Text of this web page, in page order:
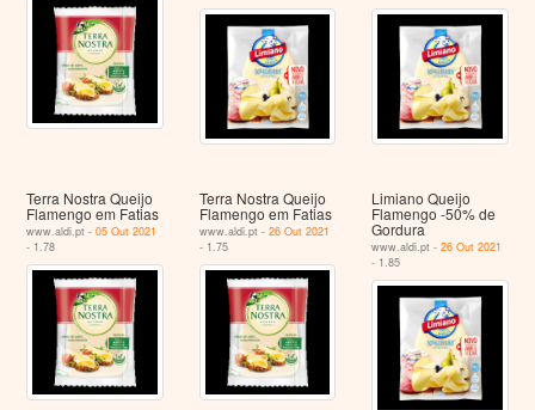
Terra Nostra Queijo
Flamengo em Fatias
www.aldi.pt -05 Out 2021
- 1.78
Terra Nostra Queijo
Flamengo em Fatias
www.aldi.pt - 26 Out 2021
- 1.75
Limiano Queijo
Flamengo -50% de
Gordura
www.aldi.pt -26 Out 2021
- 1.85